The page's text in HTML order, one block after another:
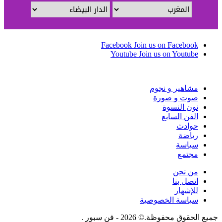
Facebook Join us on Facebook
Youtube Join us on Youtube
مشاهير و نجوم
صوت و صورة
نون النسوة
الفن السابع
حوادث
رياضة
سياسة
مجتمع
من نحن
اتصل بنا
للإشهار
سياسة الخصوصية
جميع الحقوق محفوظة.© 2026 - فن سبور .